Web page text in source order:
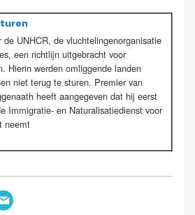
de UNHCR, de vluchtelingenorganisatie
een richtlijn uitgebracht voor
Hierin werden omliggende landen
niet terug te sturen. Premier van
heeft aangegeven dat hij eerst
Immigratie- en Naturalisatiedienst voor
neemt